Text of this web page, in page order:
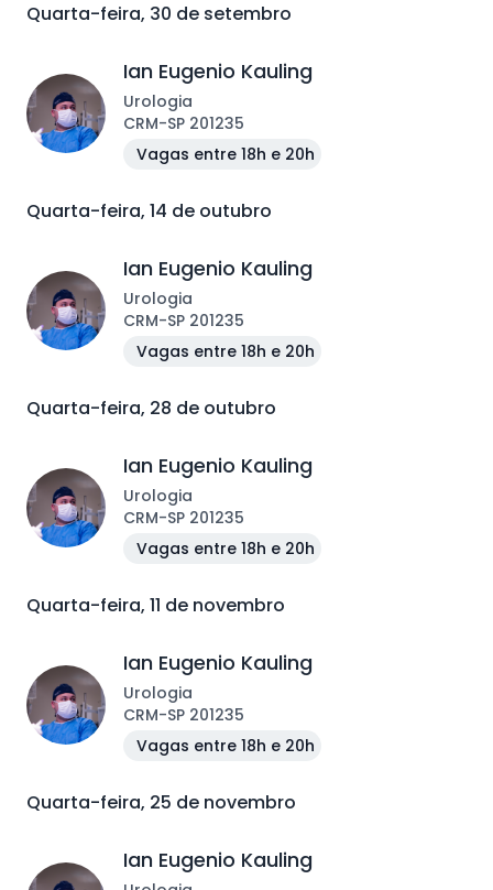
Quarta-feira, 30 de setembro
Ian Eugenio Kauling
Urologia
CRM-SP 201235
Vagas entre 18h e 20h
Quarta-feira, 14 de outubro
Ian Eugenio Kauling
Urologia
CRM-SP 201235
Vagas entre 18h e 20h
Quarta-feira, 28 de outubro
Ian Eugenio Kauling
Urologia
CRM-SP 201235
Vagas entre 18h e 20h
Quarta-feira, 11 de novembro
Ian Eugenio Kauling
Urologia
CRM-SP 201235
Vagas entre 18h e 20h
Quarta-feira, 25 de novembro
Ian Eugenio Kauling